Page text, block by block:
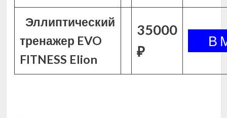
Эллиптический
тренажер EVO
FITNESS Elion
35000
₽